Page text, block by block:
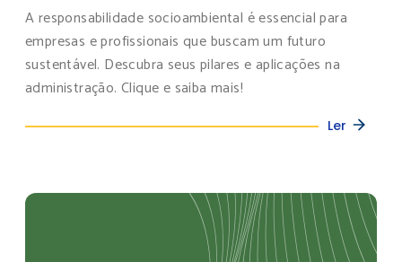
A responsabilidade socioambiental é essencial para
empresas e profissionais que buscam um futuro
sustentável. Descubra seus pilares e aplicações na
administração. Clique e saiba mais!
Ler